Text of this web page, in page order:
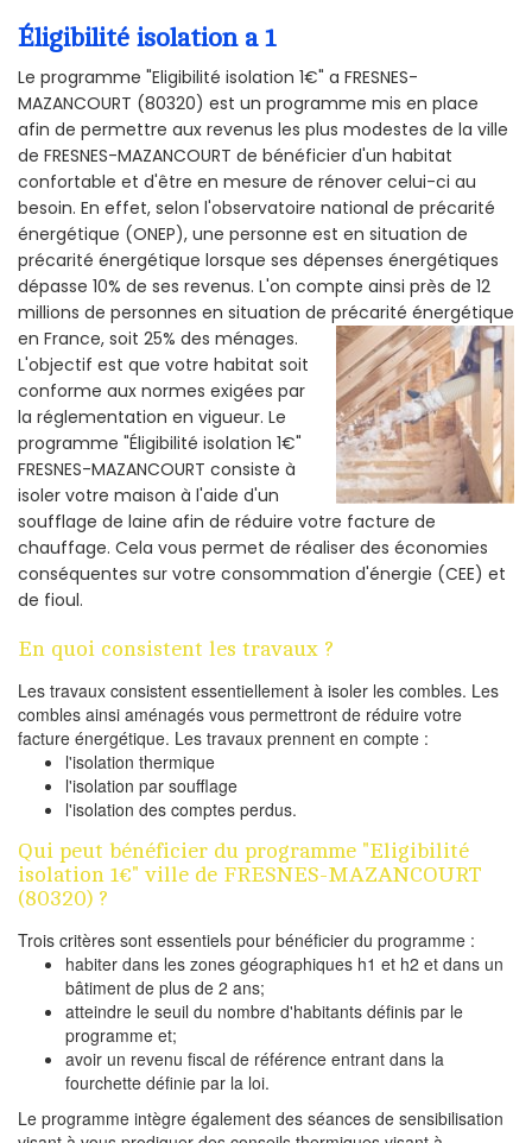
Éligibilité isolation a 1
Le programme "Eligibilité isolation 1€" a FRESNES-
MAZANCOURT (80320) est un programme mis en place
afin de permettre aux revenus les plus modestes de la ville
de FRESNES-MAZANCOURT de bénéficier d'un habitat
confortable et d'être en mesure de rénover celui-ci au
besoin. En effet, selon l'observatoire national de précarité
énergétique (ONEP), une personne est en situation de
précarité énergétique lorsque ses dépenses énergétiques
dépasse 10% de ses revenus. L'on compte ainsi près de 12
millions de personnes en situation de précarité énergétique
en France, soit 25% des ménages.
L'objectif est que votre habitat soit
conforme aux normes exigées par
la réglementation en vigueur. Le
programme "Éligibilité isolation 1€"
FRESNES-MAZANCOURT consiste à
isoler votre maison à l'aide d'un
soufflage de laine afin de réduire votre facture de
chauffage. Cela vous permet de réaliser des économies
conséquentes sur votre consommation d'énergie (CEE) et
de fioul.
En quoi consistent les travaux ?
Les travaux consistent essentiellement à isoler les combles. Les
combles ainsi aménagés vous permettront de réduire votre
facture énergétique. Les travaux prennent en compte :
l'isolation thermique
l'isolation par soufflage
l'isolation des comptes perdus.
Qui peut bénéficier du programme "Eligibilité
isolation 1€" ville de FRESNES-MAZANCOURT
(80320) ?
Trois critères sont essentiels pour bénéficier du programme :
habiter dans les zones géographiques h1 et h2 et dans un
bâtiment de plus de 2 ans;
atteindre le seuil du nombre d'habitants définis par le
programme et;
avoir un revenu fiscal de référence entrant dans la
fourchette définie par la loi.
Le programme intègre également des séances de sensibilisation